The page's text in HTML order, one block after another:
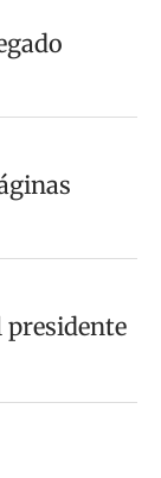
presidente